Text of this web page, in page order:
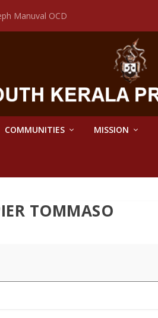
Manuval OCD
COMMUNITIES MISSION
TOMMASO